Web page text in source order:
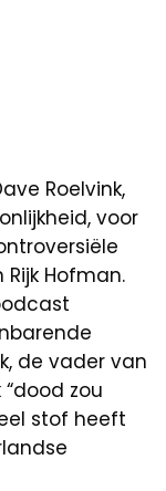
Roelvink,
voor
Hofman.
de vader van
zou
stof heeft